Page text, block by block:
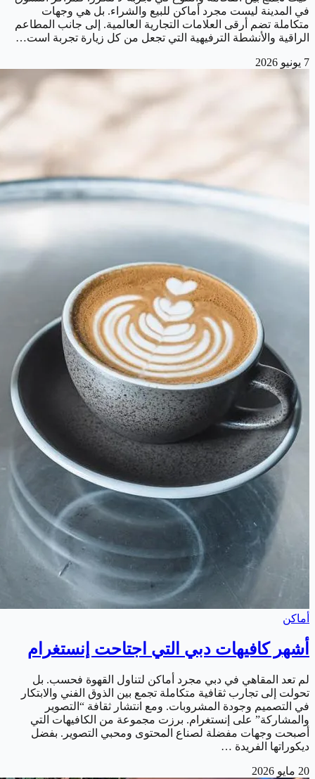
في المدينة ليست مجرد أماكن للبيع والشراء. بل هي وجهات
متكاملة تضم أرقى العلامات التجارية العالمية. إلى جانب المطاعم
الراقية والأنشطة الترفيهية التي تجعل من كل زيارة تجربة است…
7 يونيو 2026
أماكن
أشهر كافيهات دبي التي اجتاحت إنستغرام
لم تعد المقاهي في دبي مجرد أماكن لتناول القهوة فحسب. بل
تحولت إلى تجارب ثقافية متكاملة تجمع بين الذوق الفني والابتكار
في التصميم وجودة المشروبات. ومع انتشار ثقافة “التصوير
والمشاركة” على إنستغرام. برزت مجموعة من الكافيهات التي
أصبحت وجهات مفضلة لصناع المحتوى ومحبي التصوير. بفضل
ديكوراتها الفريدة …
20 مايو 2026